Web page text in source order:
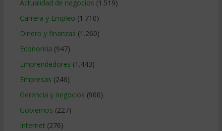
Actualidad de negocios (1.519)
Carrera y Empleo (1.710)
Dinero y finanzas (1.260)
Economía (947)
Emprendedores (1.443)
Empresas (246)
Gerencia y negocios (900)
Gobiernos (227)
Internet (276)